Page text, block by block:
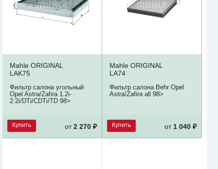
Mahle ORIGINAL
LAK75
Фильтр салона угольный
Opel Astra/Zafira 1.2i-
2.2i/DTi/CDTi/TD 98>
Купить от2 270 ₽
Mahle ORIGINAL
LA74
Фильтр салона Behr Opel
Astra/Zafira all 98>
Купить от 1 040 ₽